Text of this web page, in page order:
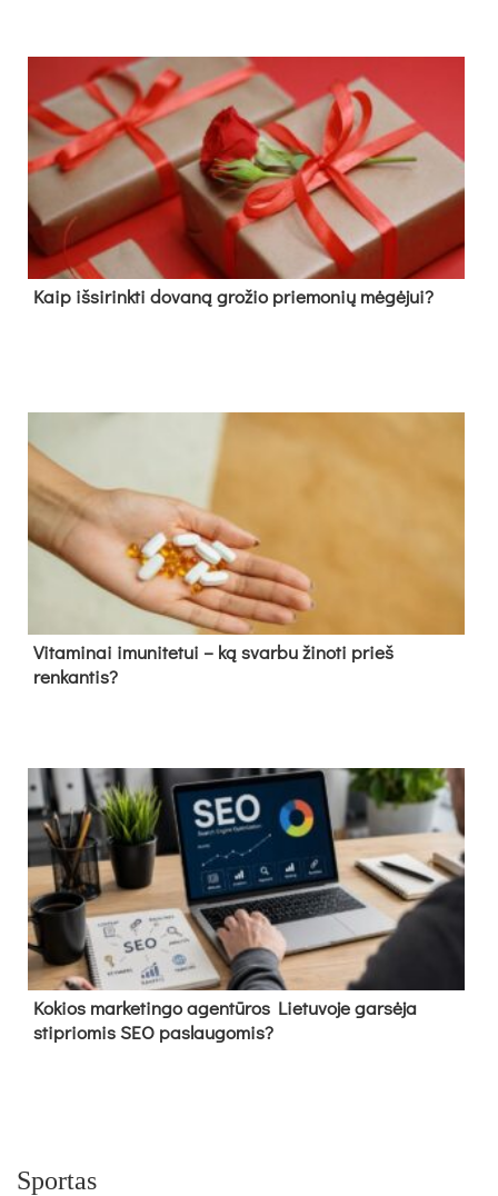
Kaip išsirinkti dovaną grožio priemonių mėgėjui?
Vitaminai imunitetui – ką svarbu žinoti prieš
renkantis?
Kokios marketingo agentūros Lietuvoje garsėja
stipriomis SEO paslaugomis?
Sportas